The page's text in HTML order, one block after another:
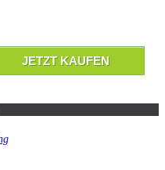
JETZT KAUFEN